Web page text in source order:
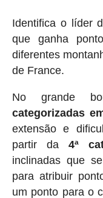
Identifica o líder
que ganha
diferentes
de France.
No grande
categorizadas
extensão e
partir da 4ª
inclinadas que
para atribuir
um ponto para o